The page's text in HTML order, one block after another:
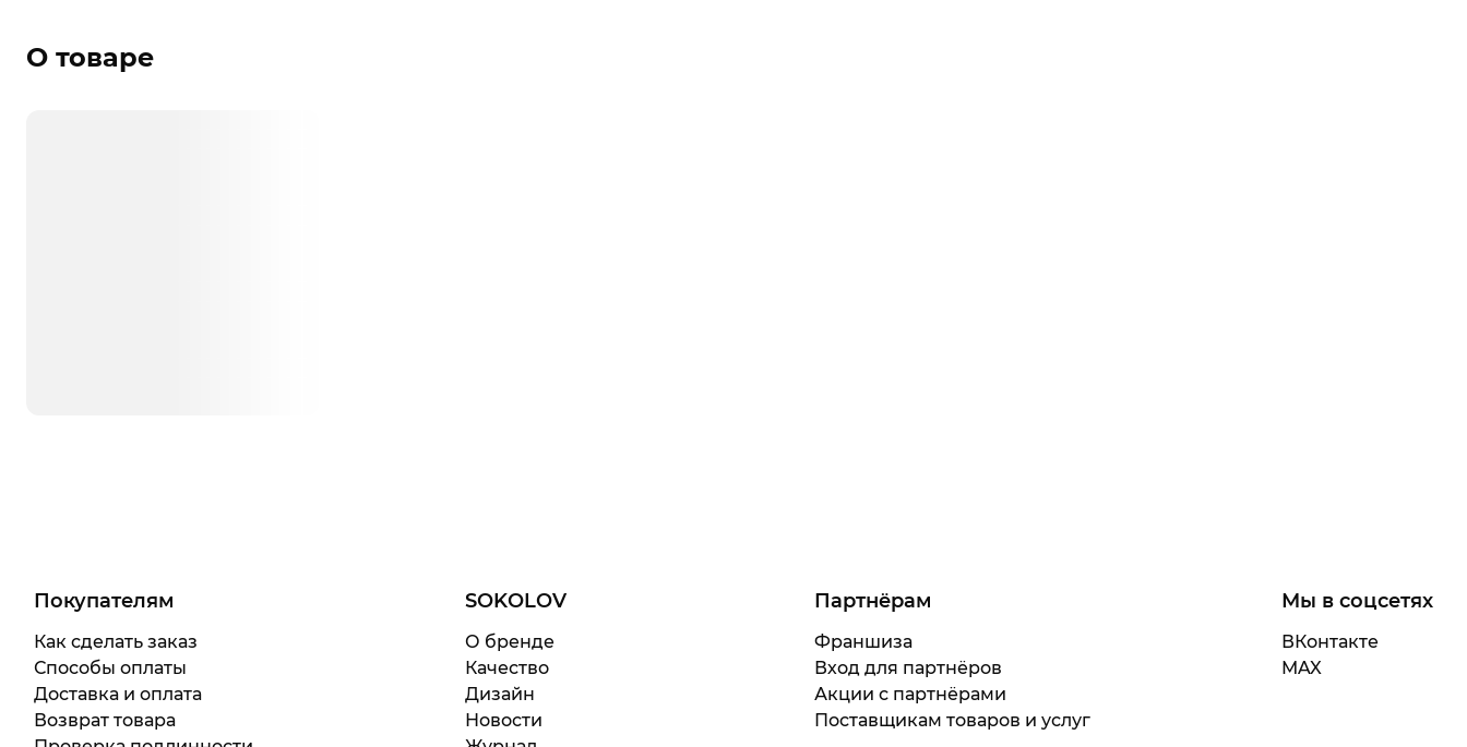
О товаре
Покупателям
Как сделать заказ
Способы оплаты
Доставка и оплата
Возврат товара
SOKOLOV
О бренде
Качество
Дизайн
Новости
Партнёрам
Франшиза
Вход для партнёров
Акции с партнёрами
Поставщикам товаров и услуг
Мы в соцсетях
ВКонтакте
MAX